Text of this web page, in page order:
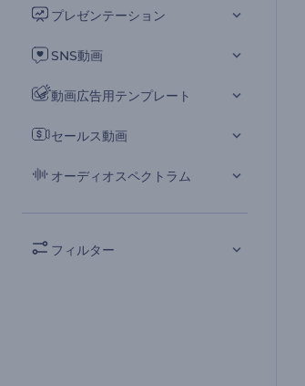
プレゼンテーション
SNS動画
動画広告用テンプレート
セールス動画
オーディオスペクトラム
フィルター